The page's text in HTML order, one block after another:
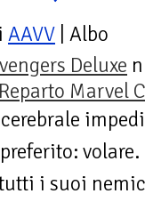
AAVV | Albo
Deluxe
Reparto Marvel
i suoi